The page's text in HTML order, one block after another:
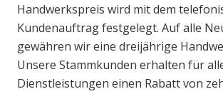
Handwerkspreis wird mit dem
Kundenauftrag festgelegt. Auf alle
gewähren wir eine dreijährige
Unsere Stammkunden erhalten für
Dienstleistungen einen Rabatt von